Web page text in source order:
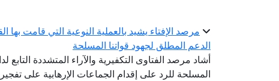
مرصد الإفتاء يشيد بالعملية النوعية التي قامت بها
الدعم المطلق لجهود قواتنا المسلحة
أشاد مرصد الفتاوى التكفيرية والآراء المتشددة التابع
المسلحة للرد على إقدام الجماعات الإرهابية على